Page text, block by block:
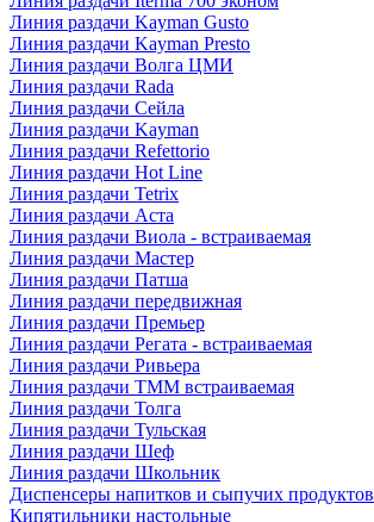
Линия раздачи Kayman Gusto
Линия раздачи Kayman Presto
Линия раздачи Волга ЦМИ
Линия раздачи Rada
Линия раздачи Сейла
Линия раздачи Kayman
Линия раздачи Refettorio
Линия раздачи Hot Line
Линия раздачи Tetrix
Линия раздачи Аста
Линия раздачи Виола - встраиваемая
Линия раздачи Мастер
Линия раздачи Патша
Линия раздачи передвижная
Линия раздачи Премьер
Линия раздачи Регата - встраиваемая
Линия раздачи Ривьера
Линия раздачи ТММ встраиваемая
Линия раздачи Толга
Линия раздачи Тульская
Линия раздачи Шеф
Линия раздачи Школьник
Диспенсеры напитков и сыпучих продуктов
Кипятильники настольные